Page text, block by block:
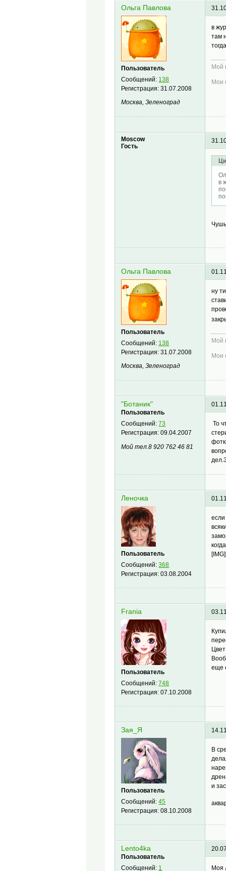
Ольга Павлова
Пользователь
Сообщений: 138
Регистрация:31.07.2008
Москва, Зеленоград
в
там
Мой
Мои
Moscow
Гость
в
Ольга Павлова
Пользователь
Сообщений: 138
Регистрация:31.07.2008
Москва, Зеленоград
ну
Мой
Мои
"Ботаник"
Пользователь
Сообщений:73
Регистрация:09.04.2007
Мой тел.8 920 762 46 81
То
Леночка
Пользователь
Сообщений:368
Регистрация:03.08.2004
[IMG]
Frania
Пользователь
Сообщений:748
Регистрация:07.10.2008
еще
Зая_Я
Пользователь
Сообщений:45
Регистрация:08.10.2008
В
и
Lento4ka
Пользователь
Сообщений: 1 Моя